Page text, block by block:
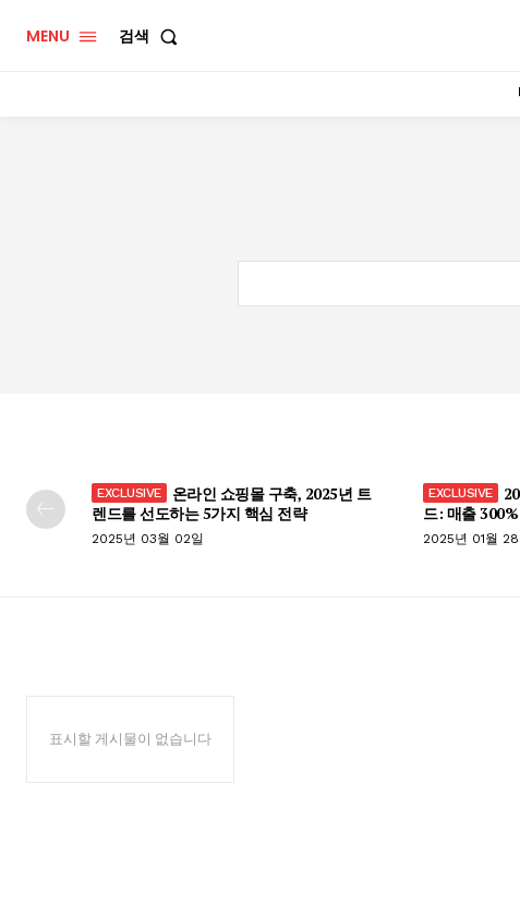
MENU 검색
온라인 쇼핑몰 구축, 2025년 트
렌드를 선도하는 5가지 핵심 전략
2025년 03월 02일
드: 매출
2025년 01월 28
표시할 게시물이 없습니다